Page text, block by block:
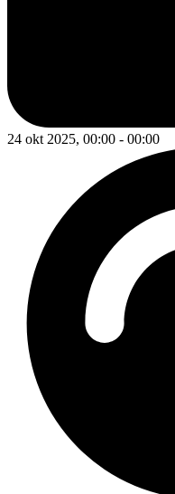
24 okt 2025, 00:00 - 00:00